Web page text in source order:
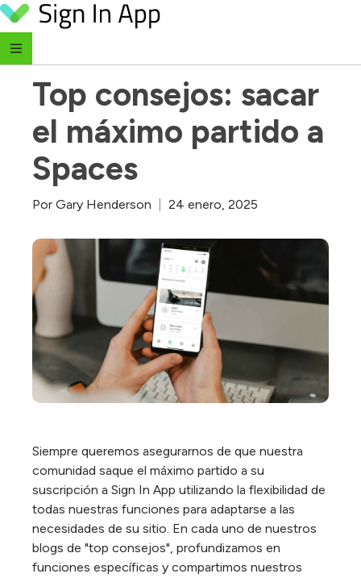
Skip to content
Top consejos: sacar
el máximo partido a
Spaces
Por Gary Henderson 24 enero, 2025
Siempre queremos asegurarnos de que nuestra
comunidad saque el máximo partido a su
suscripción a Sign In App utilizando la flexibilidad de
todas nuestras funciones para adaptarse a las
necesidades de su sitio. En cada uno de nuestros
blogs de "top consejos", profundizamos en
funciones específicas y compartimos nuestros